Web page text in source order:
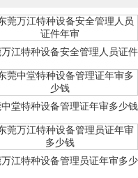
江特种设备安全管理人员证件
年审
堂特种设备管理证年审多少钱
江特种设备管理员证年审多少